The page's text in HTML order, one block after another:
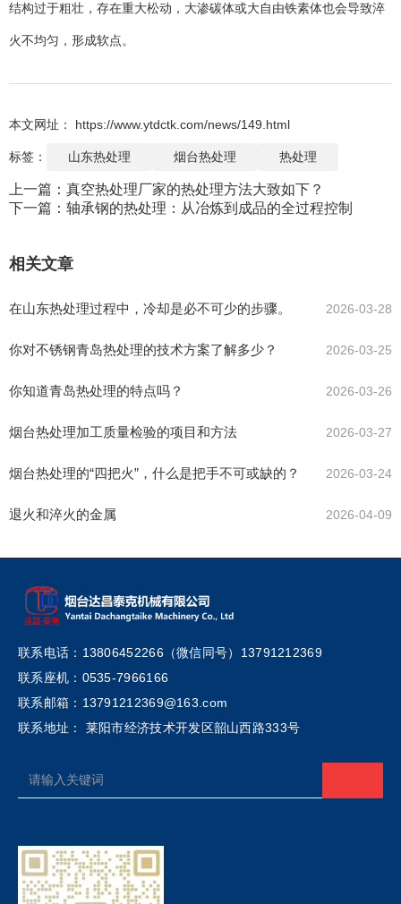
结构过于粗壮，存在重大松动，大渗碳体或大自由铁素体也会导致淬
火不均匀，形成软点。
本文网址： https://www.ytdctk.com/news/149.html
标签： 山东热处理 烟台热处理 热处理
上一篇： 真空热处理厂家的热处理方法大致如下？
下一篇： 轴承钢的热处理：从冶炼到成品的全过程控制
相关文章
2026-03-28
在山东热处理过程中，冷却是必不可少的步骤。
2026-03-25
你对不锈钢青岛热处理的技术方案了解多少？
2026-03-26
你知道青岛热处理的特点吗？
2026-03-27
烟台热处理加工质量检验的项目和方法
2026-03-24
烟台热处理的“四把火”，什么是把手不可或缺的？
2026-04-09
退火和淬火的金属
联系电话：13806452266（微信同号）13791212369
联系座机：0535-7966166
联系邮箱：13791212369@163.com
联系地址： 莱阳市经济技术开发区韶山西路333号